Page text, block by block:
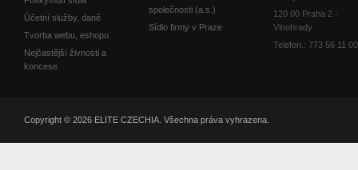
Účetní služby, daně
Tvorba webu, eshopu
Nejčastější živnosti a
koncese
společnosti (a.s.)
Sídlo firmy v Praze
120 00 Praha 2 -
Vinohrady
Telefon.: 773 56 11 00
Copyright © 2026 ELITE CZECHIA. Všechna práva vyhrazena.